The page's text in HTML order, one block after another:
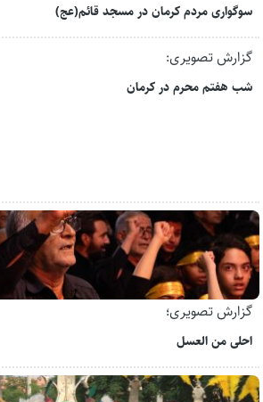
سوگواری مردم کرمان در مسجد قائم(عج)
گزارش تصویری:
شب هفتم محرم در کرمان
گزارش تصویری؛
احلی من العسل